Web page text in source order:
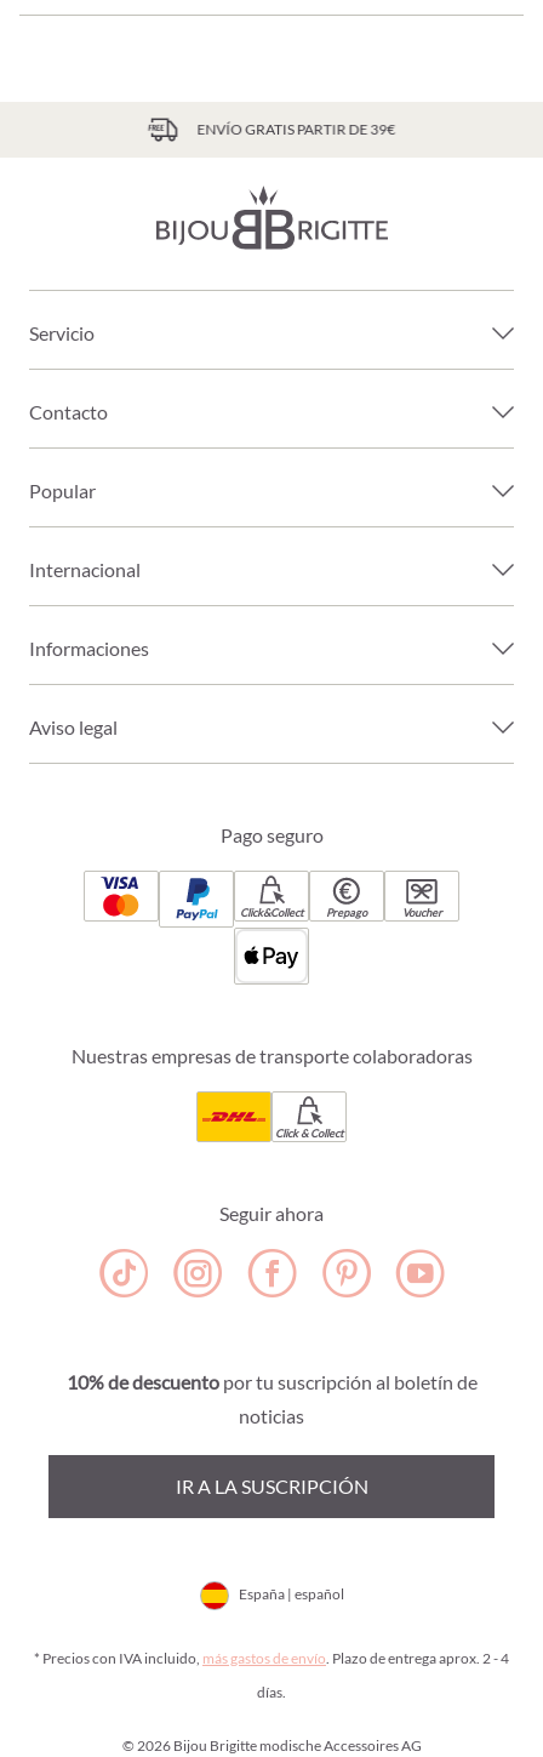
ENVÍO GRATIS PARTIR DE 39€
Servicio
Contacto
Popular
Internacional
Informaciones
Aviso legal
Pago seguro
Click&Collect Prepago Voucher
Nuestras empresas de transporte colaboradoras
Click & Collect
Seguir ahora
10% de descuentopor tu suscripción al boletín de
noticias
IR A LA SUSCRIPCIÓN
España | español
* Precios con IVA incluido, más gastos de envío. Plazo de entrega aprox. 2 - 4
días.
© 2026 Bijou Brigitte modische Accessoires AG